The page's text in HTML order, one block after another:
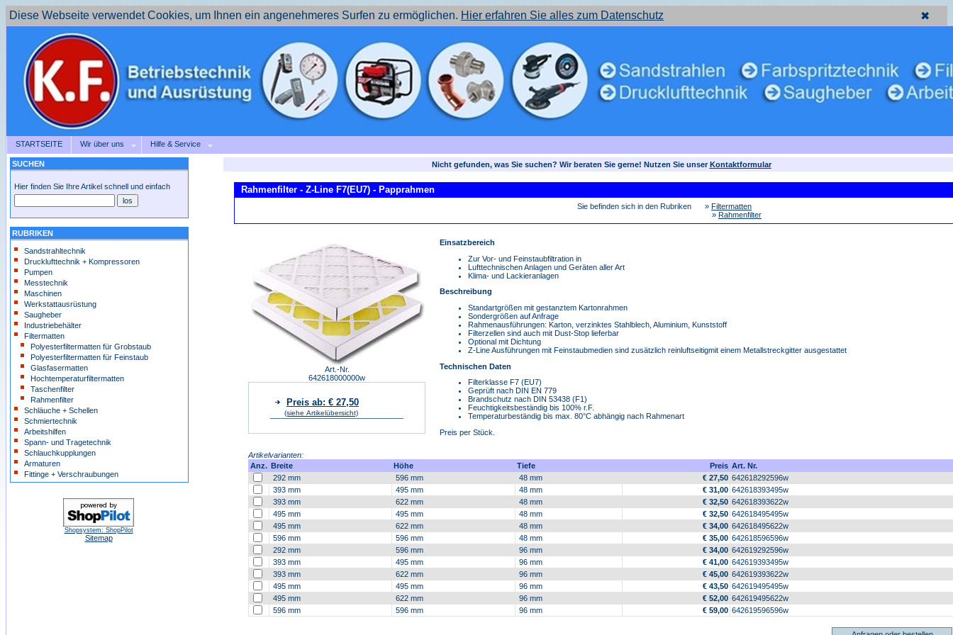
Diese Webseite verwendet Cookies, um Ihnen ein angenehmeres Surfen zu ermöglichen. Hier erfahren Sie alles zum Datenschutz ✖
STARTSEITE Wir über uns Hilfe & Service
SUCHEN
Hier finden Sie Ihre Artikel schnell und einfach
RUBRIKEN
Sandstrahltechnik
Drucklufttechnik + Kompressoren
Pumpen
Messtechnik
Maschinen
Werkstattausrüstung
Saugheber
Industriebehälter
Filtermatten
Polyesterfiltermatten für Grobstaub
Polyesterfiltermatten für Feinstaub
Glasfasermatten
Hochtemperaturfiltermatten
Taschenfilter
Rahmenfilter
Schläuche + Schellen
Schmiertechnik
Arbeitshilfen
Spann- und Tragetechnik
Schlauchkupplungen
Armaturen
Fittinge + Verschraubungen
Shopsystem: ShopPilot
Sitemap
Nicht gefunden, was Sie suchen? Wir beraten Sie gerne! Nutzen Sie unserKontaktformular
Rahmenfilter - Z-Line F7(EU7) - Papprahmen
Sie befinden sich in den Rubriken » Filtermatten
» Rahmenfilter
Art.-Nr.
642618000000w
Preis ab: € 27,50
(siehe Artikelübersicht)
Einsatzbereich
Zur Vor- und Feinstaubfiltration in
Lufttechnischen Anlagen und Geräten aller Art
Klima- und Lackieranlagen
Beschreibung
Standartgrößen mit gestanztem Kartonrahmen
Sondergrößen auf Anfrage
Rahmenausführungen: Karton, verzinktes Stahlblech, Aluminium, Kunststoff
Filterzellen sind auch mit Dust-Stop lieferbar
Optional mit Dichtung
Z-Line Ausführungen mit Feinstaubmedien sind zusätzlich reinluftseitigmit einem Metallstreckgitter ausgestattet
Technischen Daten
Filterklasse F7 (EU7)
Geprüft nach DIN EN 779
Brandschutz nach DIN 53438 (F1)
Feuchtigkeitsbeständig bis 100% r.F.
Temperaturbeständig bis max. 80°C abhängig nach Rahmenart
Preis per Stück.
Artikelvarianten:
Anz. Breite Höhe Tiefe Preis Art. Nr.
292 mm
596 mm 48 mm € 27,50 642618292596w
393 mm
495 mm 48 mm € 31,00 642618393495w
393 mm
622 mm 48 mm € 32,50 642618393622w
495 mm
495 mm 48 mm € 32,50 642618495495w
495 mm
622 mm 48 mm € 34,00 642618495622w
596 mm
596 mm 48 mm € 35,00 642618596596w
292 mm
596 mm 96 mm € 34,00 642619292596w
393 mm
495 mm 96 mm € 41,00 642619393495w
393 mm
622 mm 96 mm € 45,00 642619393622w
495 mm
495 mm 96 mm € 43,50 642619495495w
495 mm
622 mm 96 mm € 52,00 642619495622w
596 mm
596 mm 96 mm € 59,00 642619596596w